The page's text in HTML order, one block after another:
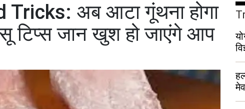
अब आटा गूंथना होगा
टिप्स जान खुश हो जाएंगे आप